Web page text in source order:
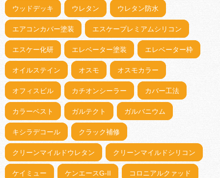
ウッドデッキ ウレタン ウレタン防水
エアコンカバー塗装 エスケープレミアムシリコン
エスケー化研 エレベーター塗装 エレベーター枠
オイルステイン オスモ オスモカラー
オフィスビル カチオンシーラー カバー工法
カラーベスト ガルテクト ガルバニウム
キシラデコール クラック補修
クリーンマイルドウレタン クリーンマイルドシリコン
ケイミュー ケンエースG-II コロニアルクァッド